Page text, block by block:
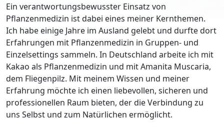
Ein verantwortungsbewusster Einsatz von
Pflanzenmedizin ist dabei eines meiner Kernthemen.
Ich habe einige Jahre im Ausland gelebt und durfte dort
Erfahrungen mit Pflanzenmedizin in Gruppen- und
Einzelsettings sammeln. In Deutschland arbeite ich mit
Kakao als Pflanzenmedizin und mit Amanita Muscaria,
dem Fliegenpilz. Mit meinem Wissen und meiner
Erfahrung möchte ich einen liebevollen, sicheren und
professionellen Raum bieten, der die Verbindung zu
uns Selbst und zum Natürlichen ermöglicht.